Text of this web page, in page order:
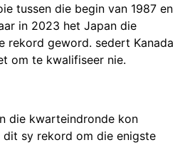
tussen die begin van 1987 en
in 2023 het Japan die
rekord geword. sedert Kanada
om te kwalifiseer nie.
die kwarteindronde kon
dit sy rekord om die enigste